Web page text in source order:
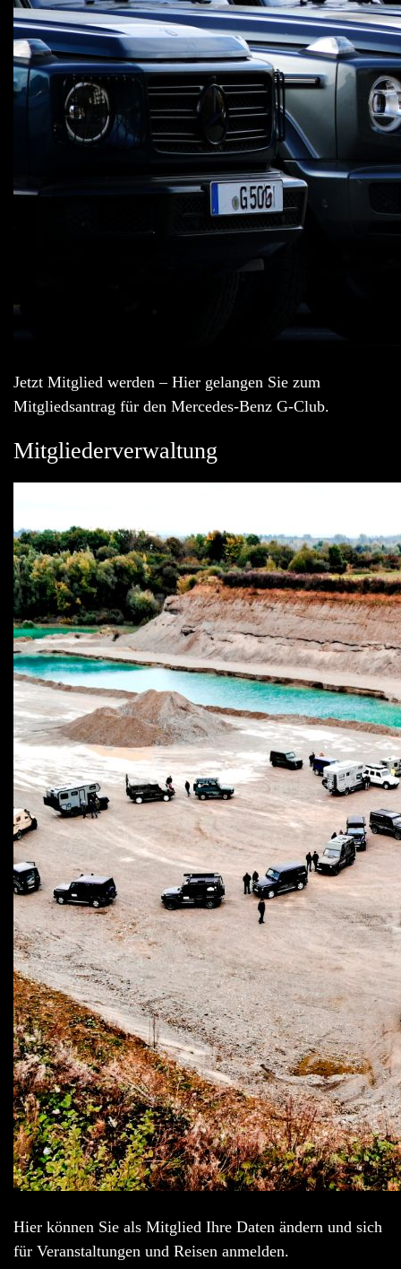
Jetzt Mitglied werden – Hier gelangen Sie zum
Mitgliedsantrag für den Mercedes-Benz G-Club.
Mitgliederverwaltung
Hier können Sie als Mitglied Ihre Daten ändern und sich
für Veranstaltungen und Reisen anmelden.